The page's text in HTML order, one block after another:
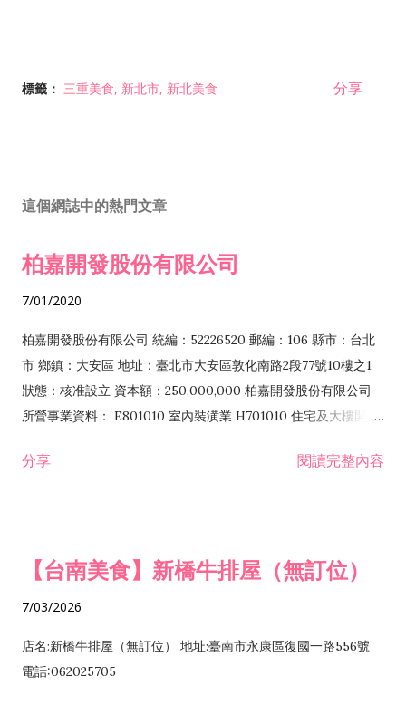
標籤： 三重美食 新北市 新北美食 分享
這個網誌中的熱門文章
柏嘉開發股份有限公司
7/01/2020
柏嘉開發股份有限公司 統編：52226520 郵編：106 縣市：台北
市 鄉鎮：大安區 地址：臺北市大安區敦化南路2段77號10樓之1
狀態：核准設立 資本額：250,000,000 柏嘉開發股份有限公司
所營事業資料： E801010 室內裝潢業 H701010 住宅及大樓開發
發業 H703090 不動產買賣業 H703100 不動產租賃業 I503010
分享 閱讀完整內容
【台南美食】新橋牛排屋（無訂位）
7/03/2026
店名:新橋牛排屋（無訂位） 地址:臺南市永康區復國一路556號
電話:062025705